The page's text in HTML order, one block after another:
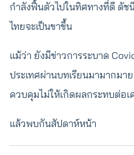
กำลังฟื้นตัวไปในทิศทางที่ดี ดัช
ไทยจะเป็นขาขึ้น
แม้ว่า ยังมีข่าวการระบาด
ประเทศผ่านบทเรียนมามากมา
ควบคุมไม่ให้เกิดผลกระทบต่อ
แล้วพบกันสัปดาห์หน้า